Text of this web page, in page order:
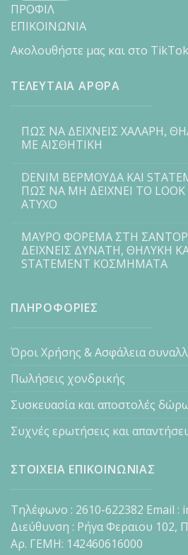
ΠΡΟΦΙΛ
ΕΠΙΚΟΙΝΩΝΙΑ
Ακολουθήστε μας και στο TikTok
ΤΕΛΕΥΤΑΙΑ ΑΡΘΡΑ
ΠΩΣ ΝΑ ΔΕΙΧΝΕΙΣ ΧΑΛΑΡΗ,
ΜΕ ΑΙΣΘΗΤΙΚΗ
DENIM ΒΕΡΜΟΥΔΑ ΚΑΙ
ΠΩΣ ΝΑ ΜΗ ΔΕΙΧΝΕΙ ΤΟ
ΑΤΥΧΟ
ΜΑΥΡΟ ΦΟΡΕΜΑ ΣΤΗ
ΔΕΙΧΝΕΙΣ ΔΥΝΑΤΗ, ΘΗΛΥΚΗ
STATEMENT ΚΟΣΜΗΜΑΤΑ
ΠΛΗΡΟΦΟΡΙΕΣ
Όροι Χρήσης & Ασφάλεια
Πωλήσεις χονδρικής
Συσκευασία και αποστολές
Συχνές ερωτήσεις και
ΣΤΟΙΧΕΙΑ ΕΠΙΚΟΙΝΩΝΙΑΣ
Τηλέφωνο : 2610-622382 Email
Διεύθυνση : Ρήγα Φεραιου 102,
Αρ. ΓΕΜΗ: 142460616000